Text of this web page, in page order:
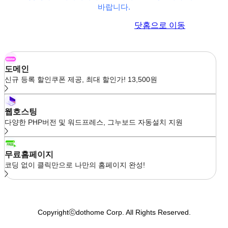
바랍니다.
닷홈으로 이동
도메인
신규 등록 할인쿠폰 제공, 최대 할인가! 13,500원
웹호스팅
다양한 PHP버전 및 워드프레스, 그누보드 자동설치 지원
무료홈페이지
코딩 없이 클릭만으로 나만의 홈페이지 완성!
Copyrightⓒdothome Corp. All Rights Reserved.